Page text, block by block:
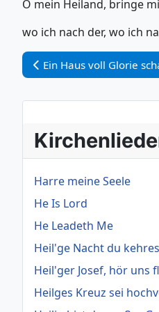
O mein Heiland, bringe
wo ich nach der, wo ich
Vorheriger Beitrag: Ein
Ein Haus voll Glorie
Harre meine Seele
He Is Lord
He Leadeth Me
Heil'ge Nacht du
Heil'ger Josef, hör uns
Heilges Kreuz sei